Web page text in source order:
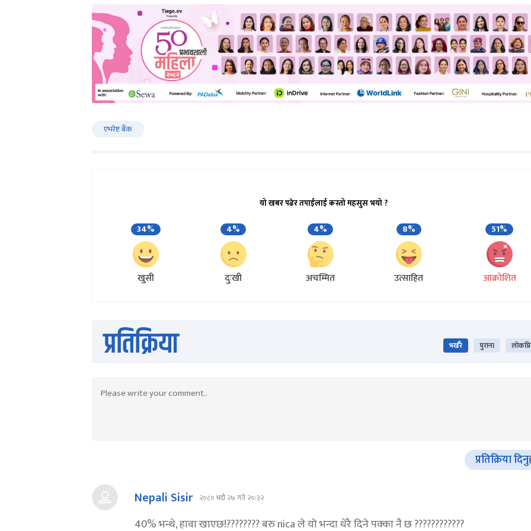
एभरेष्ट बैंक
यो खबर पढेर तपाईलाई कस्तो महसुस भयो ?
34%
खुसी
4%
दुःखी
4%
अचम्मित
8%
उत्साहित
51%
आक्रोशित
प्रतिक्रिया भर्खरै पुराना
प्रतिक्रिया
Nepali Sisir २०८० भदौ २७ गते २०:३२
40% भन्थे, हावा खाएछ!???????? बरु nica ले यो भन्दा धेरै दिने पक्का नै छ ????????????